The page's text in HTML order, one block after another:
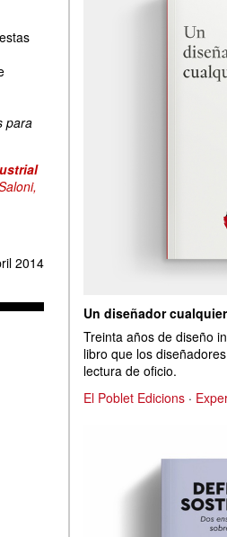
para
2014
Un diseñador
Treinta años de diseño
libro que los
lectura de oficio.
El Poblet Edicions ·